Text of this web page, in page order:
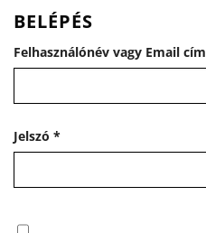
BELÉPÉS
Felhasználónév vagy Email cím
Jelszó *Kötelező